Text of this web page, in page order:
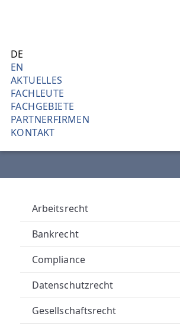
H
L
N
D
U
DE
EN
AKTUELLES
FACHLEUTE
FACHGEBIETE
PARTNERFIRMEN
KONTAKT
Arbeitsrecht
Bankrecht
Compliance
Datenschutzrecht
Gesellschaftsrecht